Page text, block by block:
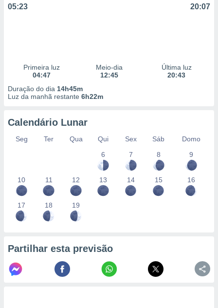
05:23 20:07
Primeira luz
04:47
Meio-dia
12:45
Última luz
20:43
Duração do dia 14h45m
Luz da manhã restante 6h22m
Calendário Lunar
Seg Ter Qua Qui Sex Sáb
Domo
6
7 8 9
10 11 12 13 14 15 16
17 18 19
Partilhar esta previsão